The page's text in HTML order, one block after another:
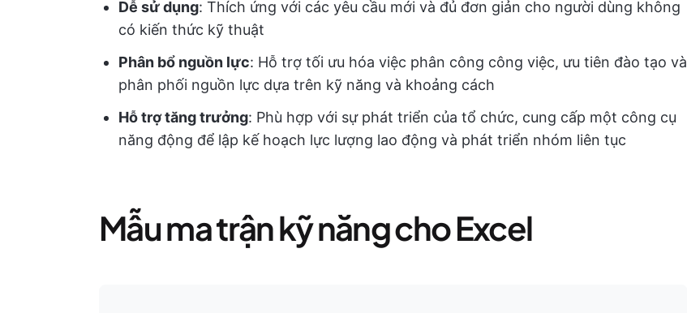
Dễ sử dụng: Thích ứng với các yêu cầu mới và đủ đơn giản cho người dùng không
có kiến thức kỹ thuật
Phân bổ nguồn lực: Hỗ trợ tối ưu hóa việc phân công công việc, ưu tiên đào tạo và
phân phối nguồn lực dựa trên kỹ năng và khoảng cách
Hỗ trợ tăng trưởng: Phù hợp với sự phát triển của tổ chức, cung cấp một công cụ
năng động để lập kế hoạch lực lượng lao động và phát triển nhóm liên tục
Mẫu ma trận kỹ năng cho Excel